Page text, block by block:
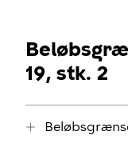
19, stk. 2